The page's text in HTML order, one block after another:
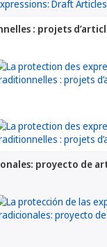
: projets
proyecto de